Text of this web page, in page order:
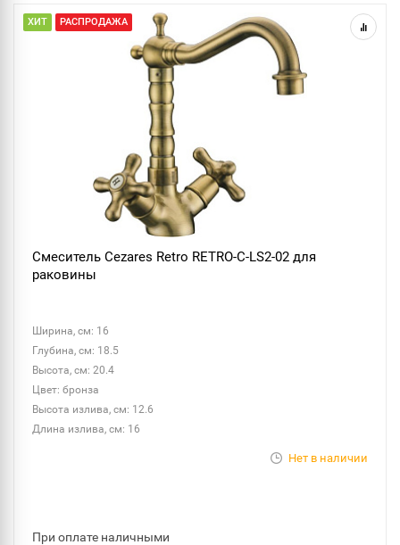
ХИТ РАСПРОДАЖА
Смеситель Cezares Retro RETRO-C-LS2-02 для
раковины
Ширина, см: 16
Глубина, см: 18.5
Высота, см: 20.4
Цвет: бронза
Высота излива, см: 12.6
Длина излива, см: 16
Нет в наличии
При оплате наличными